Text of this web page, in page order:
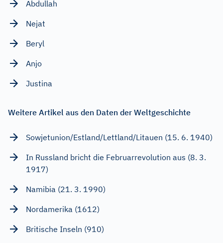
Abdullah
Nejat
Beryl
Anjo
Justina
Weitere Artikel aus den Daten der Weltgeschichte
Sowjetunion/Estland/Lettland/Litauen (15. 6. 1940)
In Russland bricht die Februarrevolution aus (8. 3.
1917)
Namibia (21. 3. 1990)
Nordamerika (1612)
Britische Inseln (910)